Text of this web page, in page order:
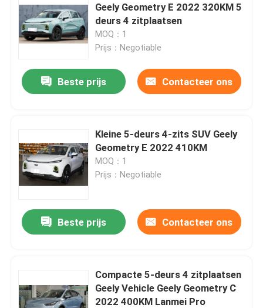
Geely Geometry E 2022 320KM 5
deurs 4 zitplaatsen
MOQ：1
Prijs：Negotiable
Beste prijs Contacteer ons
Kleine 5-deurs 4-zits SUV Geely
Geometry E 2022 410KM
MOQ：1
Prijs：Negotiable
Beste prijs Contacteer ons
Compacte 5-deurs 4 zitplaatsen
Geely Vehicle Geely Geometry C
2022 400KM Lanmei Pro